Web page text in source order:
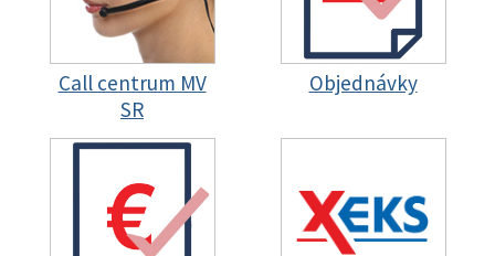
Call centrum MV
SR
Objednávky